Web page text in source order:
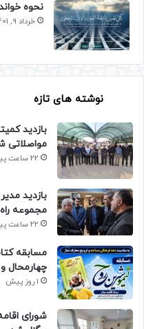
نحوه
خرداد 9, 1401
نوشته های تازه
بازدید
مواصلاتی
22 ساعت پیش
بازدید
مجموعه
22 ساعت پیش
مسابقه
چهارمحال
1 روز پیش
شورای